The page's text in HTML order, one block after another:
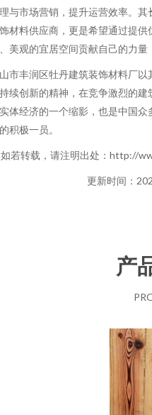
与市场营销，提升运营效率。
材料供应商，更是希望通过提
美观的宜居空间贡献自己的力量
市丰润区牡丹建筑装饰材料厂
续创新的精神，在竞争激烈的
体经济的一个缩影，也是中国
积极一员。
如若转载，请注明出处：http://
更新时间：
产